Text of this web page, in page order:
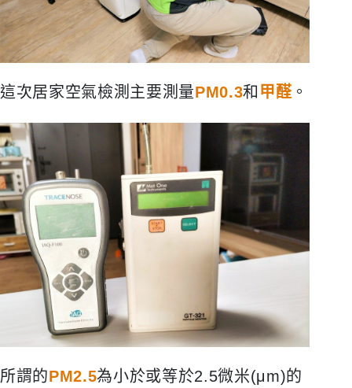
這次居家空氣檢測主要測量PM0.3和 甲醛。
所謂的PM2.5為小於或等於2.5微米(μm)的